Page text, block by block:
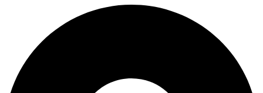
содержимому